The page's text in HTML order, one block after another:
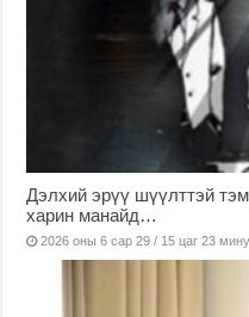
Дэлхий эрүү шүүлттэй
харин манайд…
2026 оны 6 сар 29 / 15 цаг 23